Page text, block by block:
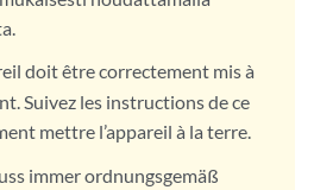
doit être correctement mis à
Suivez les instructions de ce
mettre l’appareil à la terre.
immer ordnungsgemäß